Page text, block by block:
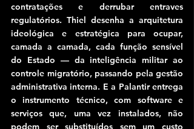
contratações e derrubar entraves
regulatórios. Thiel desenha a arquitetura
ideológica e estratégica para ocupar,
camada a camada, cada função sensível
do Estado — da inteligência militar ao
controle migratório, passando pela gestão
administrativa interna. E a Palantir entrega
o instrumento técnico, com software e
serviços que, uma vez instalados, não
podem ser substituídos sem um custo